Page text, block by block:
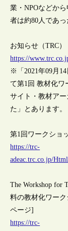
業・NPOなどか
者は約80人であっ
お知らせ（TRC）
https://
※「2021年09月
て第1回 教材化ワ
サイト・教材ア
た」とあります。
第1回ワークショ
https://trc-
adeac.trc.co.jp/
The Workshop for
料の教材化ワー
ページ]
https://trc-